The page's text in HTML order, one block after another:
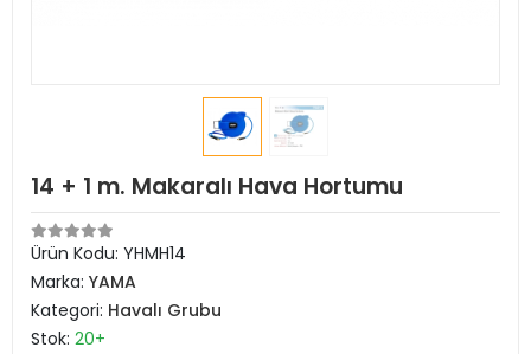
14 + 1 m. Makaralı Hava Hortumu
Ürün Kodu: YHMH14
Marka: YAMA
Kategori: Havalı Grubu
Stok: 20+